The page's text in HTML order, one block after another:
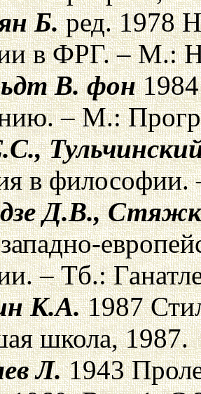
Б.ред. 1978
в ФРГ. – М.:
В. фон1984
– М.:
в
Д.В.,
– Тб.:
К.А.1987
школа, 1987.
Л.1943